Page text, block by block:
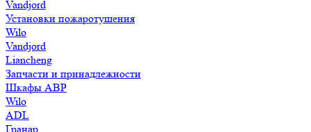
Vandjord
Установки пожаротушения
Wilo
Vandjord
Liancheng
Запчасти и принадлежности
Шкафы АВР
Wilo
ADL
Гранар